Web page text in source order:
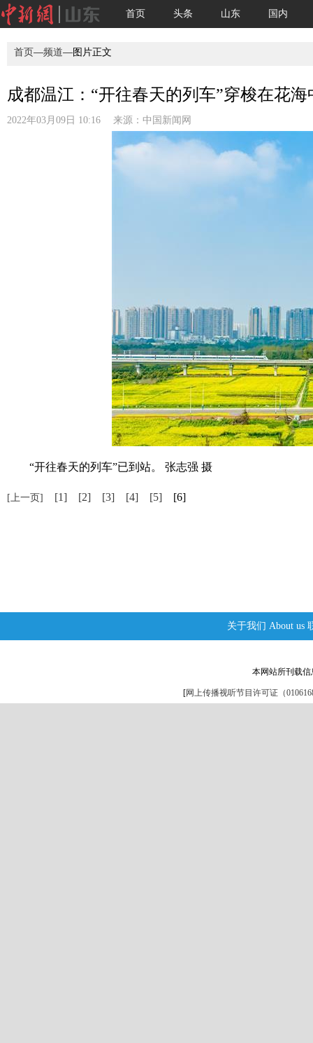
首页 头条 山东 国内
首页—频道—图片正文
成都温江：“开往春天的列车”穿梭在花海
2022年03月09日 10:16 来源： 中国新闻网
“开往春天的列车”已到站。 张志强 摄
[上一页] [1] [2] [3] [4] [5] [6]
关于我们 About us
本网站所刊载
[网上传播视听节目许可证（